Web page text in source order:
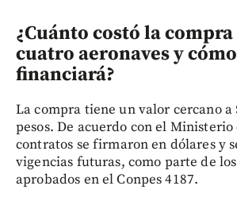
¿Cuánto costó la compra
cuatro aeronaves y
financiará?
La compra tiene un valor cercano a
pesos. De acuerdo con el Ministerio
contratos se firmaron en dólares y
vigencias futuras, como parte de
aprobados en el Conpes 4187.